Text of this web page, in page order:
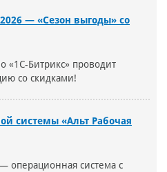
— «Сезон выгоды» со
«1С-Битрикс» проводит
со скидками!
системы «Альт Рабочая
операционная система с